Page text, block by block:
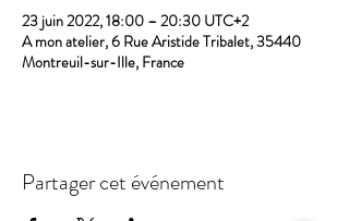
23 juin 2022, 18:00 – 20:30 UTC+2
A mon atelier, 6 Rue Aristide Tribalet, 35440
Montreuil-sur-Ille, France
Partager cet événement